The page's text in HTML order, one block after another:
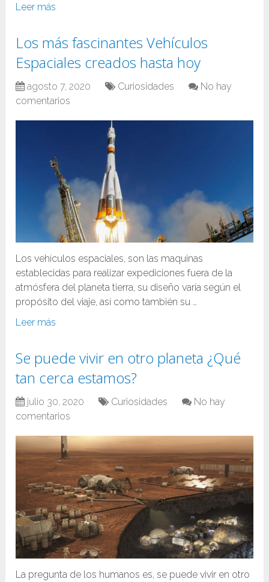
Leer más
Los más fascinantes Vehículos
Espaciales creados hasta hoy
agosto 7, 2020 Curiosidades
No hay
comentarios
Los vehículos espaciales, son las maquinas
establecidas para realizar expediciones fuera de la
atmósfera del planeta tierra, su diseño varía según el
propósito del viaje, así como también su …
Leer más
Se puede vivir en otro planeta ¿Qué
tan cerca estamos?
julio 30, 2020 Curiosidades
No hay
comentarios
La pregunta de los humanos es, se puede vivir en otro